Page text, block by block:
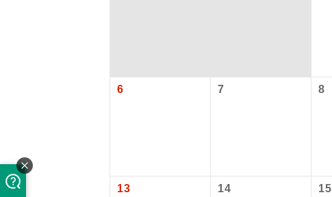
6 7 8
13 14 15
現地係員同行